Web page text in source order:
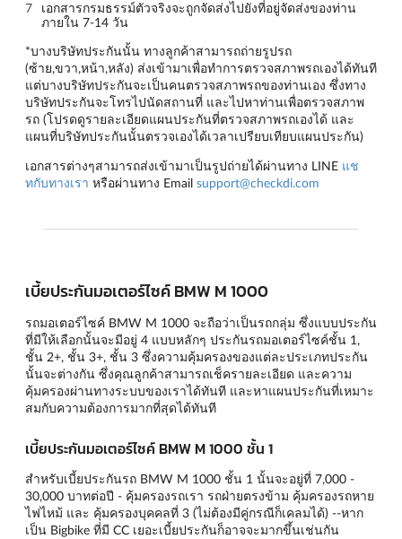
เอกสารกรมธรรม์ตัวจริงจะถูกจัดส่งไปยังที่อยู่จัดส่งของท่าน
ภายใน 7-14 วัน
*บางบริษัทประกันนั้น ทางลูกค้าสามารถถ่ายรูปรถ
(ซ้าย,ขวา,หน้า,หลัง) ส่งเข้ามาเพื่อทำการตรวจสภาพรถเองได้ทันที
แต่บางบริษัทประกันจะเป็นคนตรวจสภาพรถของท่านเอง ซึ่งทาง
บริษัทประกันจะโทรไปนัดสถานที่ และไปหาท่านเพื่อตรวจสภาพ
รถ (โปรดดูรายละเอียดแผนประกันที่ตรวจสภาพรถเองได้ และ
แผนที่บริษัทประกันนั้นตรวจเองได้เวลาเปรียบเทียบแผนประกัน)
เอกสารต่างๆสามารถส่งเข้ามาเป็นรูปถ่ายได้ผ่านทาง LINE แช
ทกับทางเรา หรือผ่านทาง Email support@checkdi.com
เบี้ยประกันมอเตอร์ไซค์ BMW M 1000
รถมอเตอร์ไซค์ BMW M 1000 จะถือว่าเป็นรถกลุ่ม ซึ่งแบบประกัน
ที่มีให้เลือกนั้นจะมีอยู่ 4 แบบหลักๆ ประกันรถมอเตอร์ไซค์ชั้น 1,
ชั้น 2+, ชั้น 3+, ชั้น 3 ซึ่งความคุ้มครองของแต่ละประเภทประกัน
นั้นจะต่างกัน ซึ่งคุณลูกค้าสามารถเช็ครายละเอียด และความ
คุ้มครองผ่านทางระบบของเราได้ทันที และหาแผนประกันที่เหมาะ
สมกับความต้องการมากที่สุดได้ทันที
เบี้ยประกันมอเตอร์ไซค์ BMW M 1000 ชั้น 1
สำหรับเบี้ยประกันรถ BMW M 1000 ชั้น 1 นั้นจะอยู่ที่ 7,000 -
30,000 บาทต่อปี - คุ้มครองรถเรา รถฝ่ายตรงข้าม คุ้มครองรถหาย
ไฟไหม้ และ คุ้มครองบุคคลที่ 3 (ไม่ต้องมีคู่กรณีก็เคลมได้) --หาก
เป็น Bigbike ที่มี CC เยอะเบี้ยประกันก็อาจจะมากขึ้นเช่นกัน